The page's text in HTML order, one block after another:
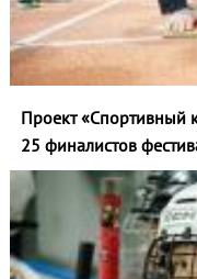
Проект «Спортивный
25 финалистов